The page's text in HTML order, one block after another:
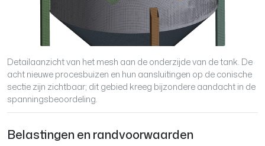
Detailaanzicht van het mesh aan de onderzijde van de tank. De
acht nieuwe procesbuizen en hun aansluitingen op de conische
sectie zijn zichtbaar; dit gebied kreeg bijzondere aandacht in de
spanningsbeoordeling.
Belastingen en randvoorwaarden